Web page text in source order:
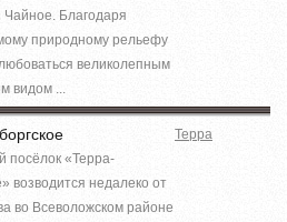
Благодаря
природному рельефу
великолепным
видом ...
посёлок «Терра-
возводится недалеко от
во Всеволожском районе
Терра